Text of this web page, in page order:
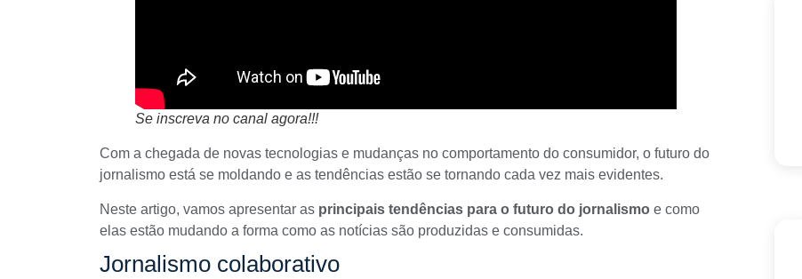
Se inscreva no canal agora!!!
Com a chegada de novas tecnologias e mudanças no comportamento do consumidor, o futuro do
jornalismo está se moldando e as tendências estão se tornando cada vez mais evidentes.
Neste artigo, vamos apresentar as principais tendências para o futuro do jornalismo e como
elas estão mudando a forma como as notícias são produzidas e consumidas.
Jornalismo colaborativo